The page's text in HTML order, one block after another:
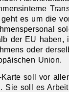
geht es um die
der EU haben,
oder
Union.
Karte soll vor
Sie soll es